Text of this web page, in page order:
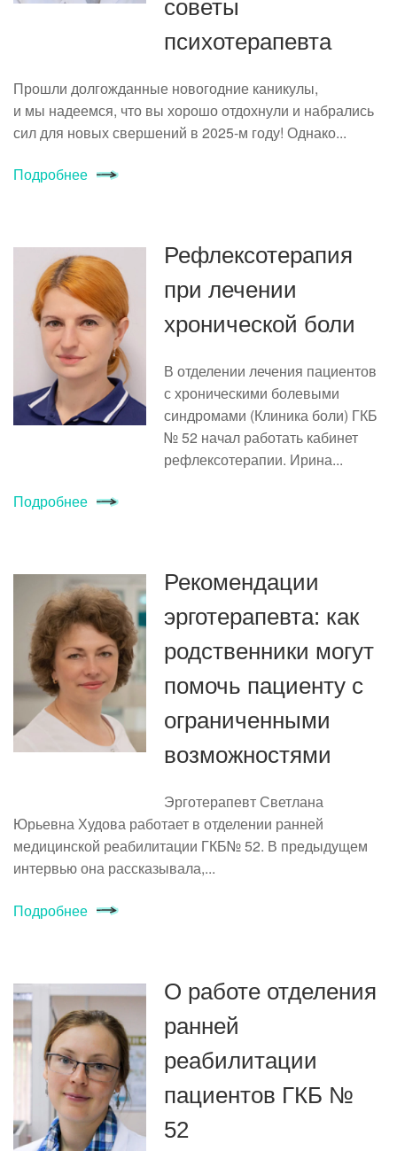
советы
психотерапевта
Прошли долгожданные новогодние каникулы,
и мы надеемся, что вы хорошо отдохнули и набрались
сил для новых свершений в 2025-м году! Однако...
Подробнее
Рефлексотерапия
при лечении
хронической боли
В отделении лечения пациентов
с хроническими болевыми
синдромами (Клиника боли) ГКБ
№ 52 начал работать кабинет
рефлексотерапии. Ирина...
Подробнее
Рекомендации
эрготерапевта: как
родственники могут
помочь пациенту с
ограниченными
возможностями
Эрготерапевт Светлана
Юрьевна Худова работает в отделении ранней
медицинской реабилитации ГКБ№ 52. В предыдущем
интервью она рассказывала,...
Подробнее
О работе отделения
ранней
реабилитации
пациентов ГКБ №
52